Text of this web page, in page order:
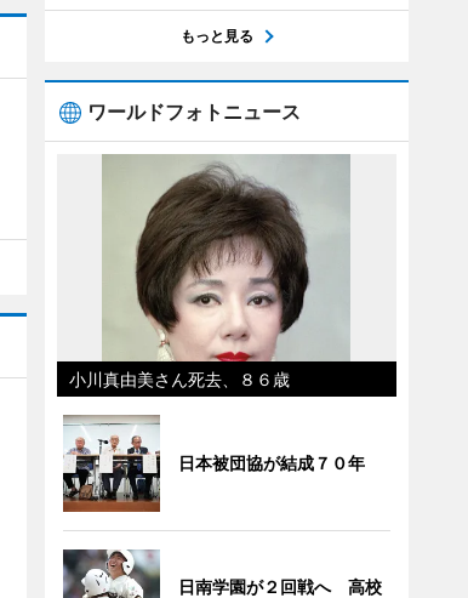
もっと見る
ワールドフォトニュース
小川真由美さん死去、８６歳
日本被団協が結成７０年
日南学園が２回戦へ 高校